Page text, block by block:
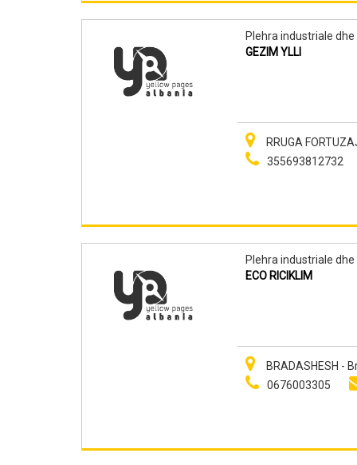
Plehra industriale
GEZIM YLLI
RRUGA
355693812732
Plehra industriale
ECO RICIKLIM
BRADASHESH -
0676003305